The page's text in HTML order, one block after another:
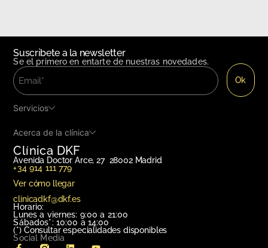
Clínica DKF
Avenida Doctor Arce, 27 28002 Madrid
+34 914 111 779
Ver cómo llegar
clinicadkf@dkf.es
Horario:
Lunes a viernes: 9:00 a 21:00
Sábados*: 10:00 a 14:00
(*) Consultar especialidades disponibles
Social Media
Suscribete a la newsletter
Se el primero en entarte de nuestras novedades.
Servicios
Acerca de la clínica